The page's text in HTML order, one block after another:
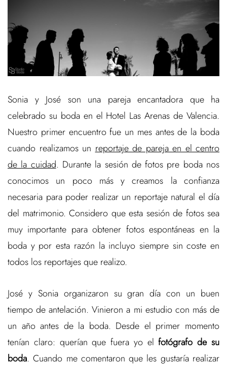
Sonia y José son una pareja encantadora que ha
celebrado su boda en el Hotel Las Arenas de Valencia.
Nuestro primer encuentro fue un mes antes de la boda
cuando realizamos un reportaje de pareja en el centro
de la cuidad. Durante la sesión de fotos pre boda nos
conocimos un poco más y creamos la confianza
necesaria para poder realizar un reportaje natural el día
del matrimonio. Considero que esta sesión de fotos sea
muy importante para obtener fotos espontáneas en la
boda y por esta razón la incluyo siempre sin coste en
todos los reportajes que realizo.
José y Sonia organizaron su gran día con un buen
tiempo de antelación. Vinieron a mi estudio con más de
un año antes de la boda. Desde el primer momento
tenían claro: querían que fuera yo elfotógrafo de su
boda. Cuando me comentaron que les gustaría realizar